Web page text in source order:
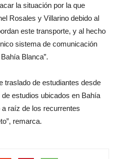
la situación por la que
Rosales y Villarino debido al
este transporte, y al hecho
sistema de comunicación
Blanca”.
traslado de estudiantes desde
estudios ubicados en Bahía
raíz de los recurrentes
remarca.